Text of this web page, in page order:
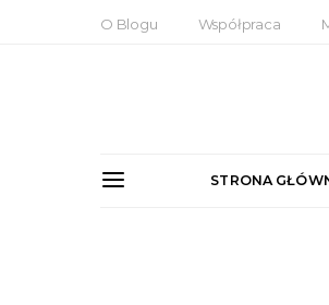
O Blogu Współpraca
STRONA